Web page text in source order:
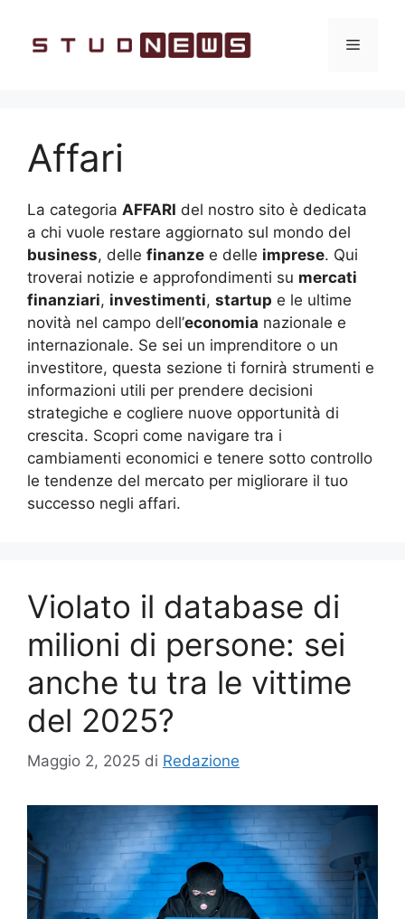
contenuto
Menu
Affari
La categoria AFFARI del nostro sito è dedicata
a chi vuole restare aggiornato sul mondo del
business, delle finanze e delle imprese. Qui
troverai notizie e approfondimenti su mercati
finanziari, investimenti, startup e le ultime
novità nel campo dell’economia nazionale e
internazionale. Se sei un imprenditore o un
investitore, questa sezione ti fornirà strumenti e
informazioni utili per prendere decisioni
strategiche e cogliere nuove opportunità di
crescita. Scopri come navigare tra i
cambiamenti economici e tenere sotto controllo
le tendenze del mercato per migliorare il tuo
successo negli affari.
Violato il database di
milioni di persone: sei
anche tu tra le vittime
del 2025?
Maggio 2, 2025 di Redazione